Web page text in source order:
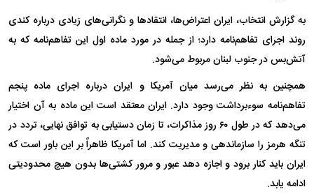
به گزارش انتخاب، ایران اعتراض‌ها، انتقاد‌ها و نگرانی‌های زیادی درباره کندی
روند اجرای تفاهم‌نامه دارد؛ از جمله در مورد ماده اول این تفاهم‌نامه که به
آتش‌بس در جنوب لبنان مربوط می‌شود.
همچنین به نظر می‌رسد میان آمریکا و ایران درباره اجرای ماده پنجم
تفاهم‌نامه سوءبرداشت وجود دارد. ایران معتقد است این ماده به آن اختیار
می‌دهد که در طول ۶۰ روز مذاکرات، تا زمان دستیابی به توافق نهایی، تردد در
تنگه هرمز را سازماندهی و مدیریت کند. اما آمریکا ظاهراً بر این باور است که
ایران باید کنار برود و اجازه دهد عبور و مرور کشتی‌ها بدون هیچ محدودیتی
ادامه یابد.